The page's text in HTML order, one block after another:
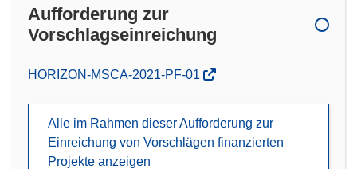
Aufforderung zur
Vorschlagseinreichung
(öffnet
Fenster)
HORIZON-MSCA-2021-PF-01
Alle im Rahmen dieser Aufforderung zur
Einreichung von Vorschlägen finanzierten
Projekte anzeigen